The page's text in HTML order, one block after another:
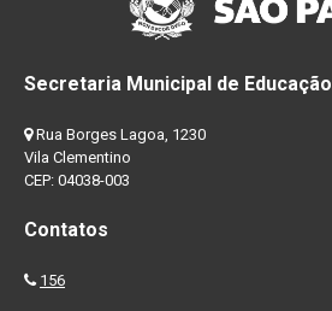
Secretaria Municipal de Educação
Rua Borges Lagoa, 1230
Vila Clementino
CEP: 04038-003
Contatos
156